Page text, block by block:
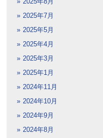
2025年7月
2025年5月
2025年4月
2025年3月
2025年1月
2024年11月
2024年10月
2024年9月
2024年8月